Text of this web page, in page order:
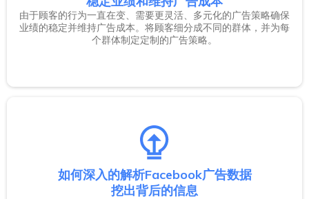
由于顾客的行为一直在变、需要更灵活、多元化的广告策略确保
业绩的稳定并维持广告成本。将顾客细分成不同的群体，并为每
个群体制定定制的广告策略。
如何深入的解析Facebook广告数据
挖出背后的信息